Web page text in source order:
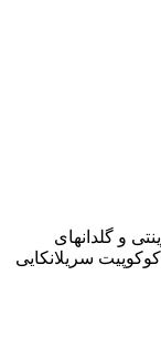
و گلدانهای
سریلانکایی